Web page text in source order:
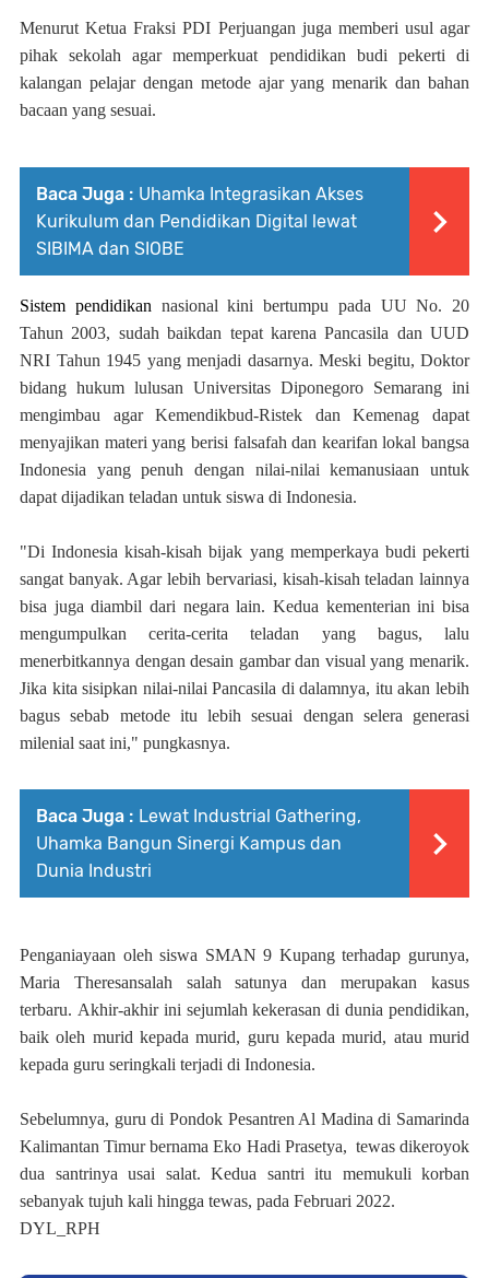
Menurut Ketua Fraksi PDI Perjuangan juga memberi usul agar
pihak sekolah agar memperkuat pendidikan budi pekerti di
kalangan pelajar dengan metode ajar yang menarik dan bahan
bacaan yang sesuai.
Baca Juga : Uhamka Integrasikan Akses
Kurikulum dan Pendidikan Digital lewat
SIBIMA dan SIOBE
Sistem pendidikan nasional kini bertumpu pada UU No. 20
Tahun 2003, sudah baikdan tepat karena Pancasila dan UUD
NRI Tahun 1945 yang menjadi dasarnya. Meski begitu, Doktor
bidang hukum lulusan Universitas Diponegoro Semarang ini
mengimbau agar Kemendikbud-Ristek dan Kemenag dapat
menyajikan materi yang berisi falsafah dan kearifan lokal bangsa
Indonesia yang penuh dengan nilai-nilai kemanusiaan untuk
dapat dijadikan teladan untuk siswa di Indonesia.
"Di Indonesia kisah-kisah bijak yang memperkaya budi pekerti
sangat banyak. Agar lebih bervariasi, kisah-kisah teladan lainnya
bisa juga diambil dari negara lain. Kedua kementerian ini bisa
mengumpulkan cerita-cerita teladan yang bagus, lalu
menerbitkannya dengan desain gambar dan visual yang menarik.
Jika kita sisipkan nilai-nilai Pancasila di dalamnya, itu akan lebih
bagus sebab metode itu lebih sesuai dengan selera generasi
milenial saat ini," pungkasnya.
Baca Juga : Lewat Industrial Gathering,
Uhamka Bangun Sinergi Kampus dan
Dunia Industri
Penganiayaan oleh siswa SMAN 9 Kupang terhadap gurunya,
Maria Theresansalah salah satunya dan merupakan kasus
terbaru. Akhir-akhir ini sejumlah kekerasan di dunia pendidikan,
baik oleh murid kepada murid, guru kepada murid, atau murid
kepada guru seringkali terjadi di Indonesia.
Sebelumnya, guru di Pondok Pesantren Al Madina di Samarinda
Kalimantan Timur bernama Eko Hadi Prasetya, tewas dikeroyok
dua santrinya usai salat. Kedua santri itu memukuli korban
sebanyak tujuh kali hingga tewas, pada Februari 2022.
DYL_RPH